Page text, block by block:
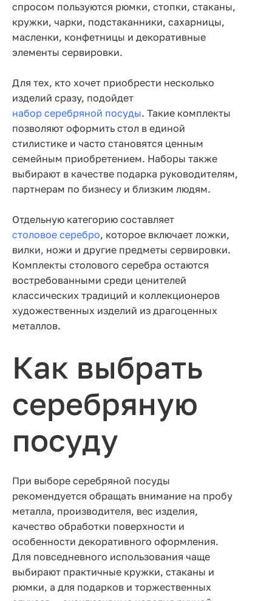
спросом пользуются рюмки, стопки, стаканы,
кружки, чарки, подстаканники, сахарницы,
масленки, конфетницы и декоративные
элементы сервировки.
Для тех, кто хочет приобрести несколько
изделий сразу, подойдет
набор серебряной посуды. Такие комплекты
позволяют оформить стол в единой
стилистике и часто становятся ценным
семейным приобретением. Наборы также
выбирают в качестве подарка руководителям,
партнерам по бизнесу и близким людям.
Отдельную категорию составляет
столовое серебро, которое включает ложки,
вилки, ножи и другие предметы сервировки.
Комплекты столового серебра остаются
востребованными среди ценителей
классических традиций и коллекционеров
художественных изделий из драгоценных
металлов.
Как выбрать
серебряную
посуду
При выборе серебряной посуды
рекомендуется обращать внимание на пробу
металла, производителя, вес изделия,
качество обработки поверхности и
особенности декоративного оформления.
Для повседневного использования чаще
выбирают практичные кружки, стаканы и
рюмки, а для подарков и торжественных